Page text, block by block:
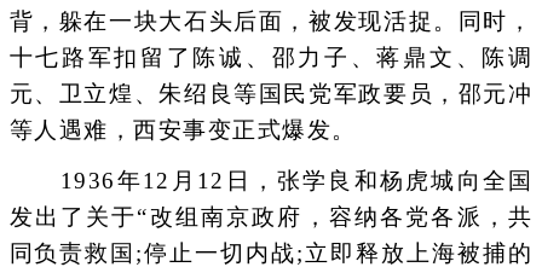
背，躲在一块大石头后面，被发现活捉。同时，
十七路军扣留了陈诚、邵力子、蒋鼎文、陈调
元、卫立煌、朱绍良等国民党军政要员，邵元冲
等人遇难，西安事变正式爆发。
1936年12月12日，张学良和杨虎城向全国
发出了关于“改组南京政府，容纳各党各派，共
同负责救国;停止一切内战;立即释放上海被捕的